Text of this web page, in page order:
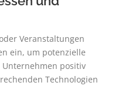
Veranstaltungen
ein, um potenzielle
positiv
Technologien